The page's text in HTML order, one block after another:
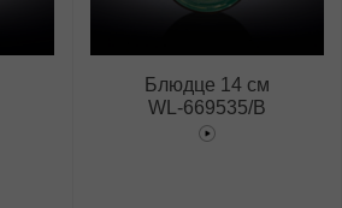
Блюдце 14 см
WL‑669535/B